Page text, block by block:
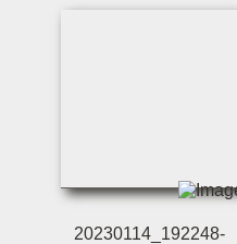
20230114_192248-